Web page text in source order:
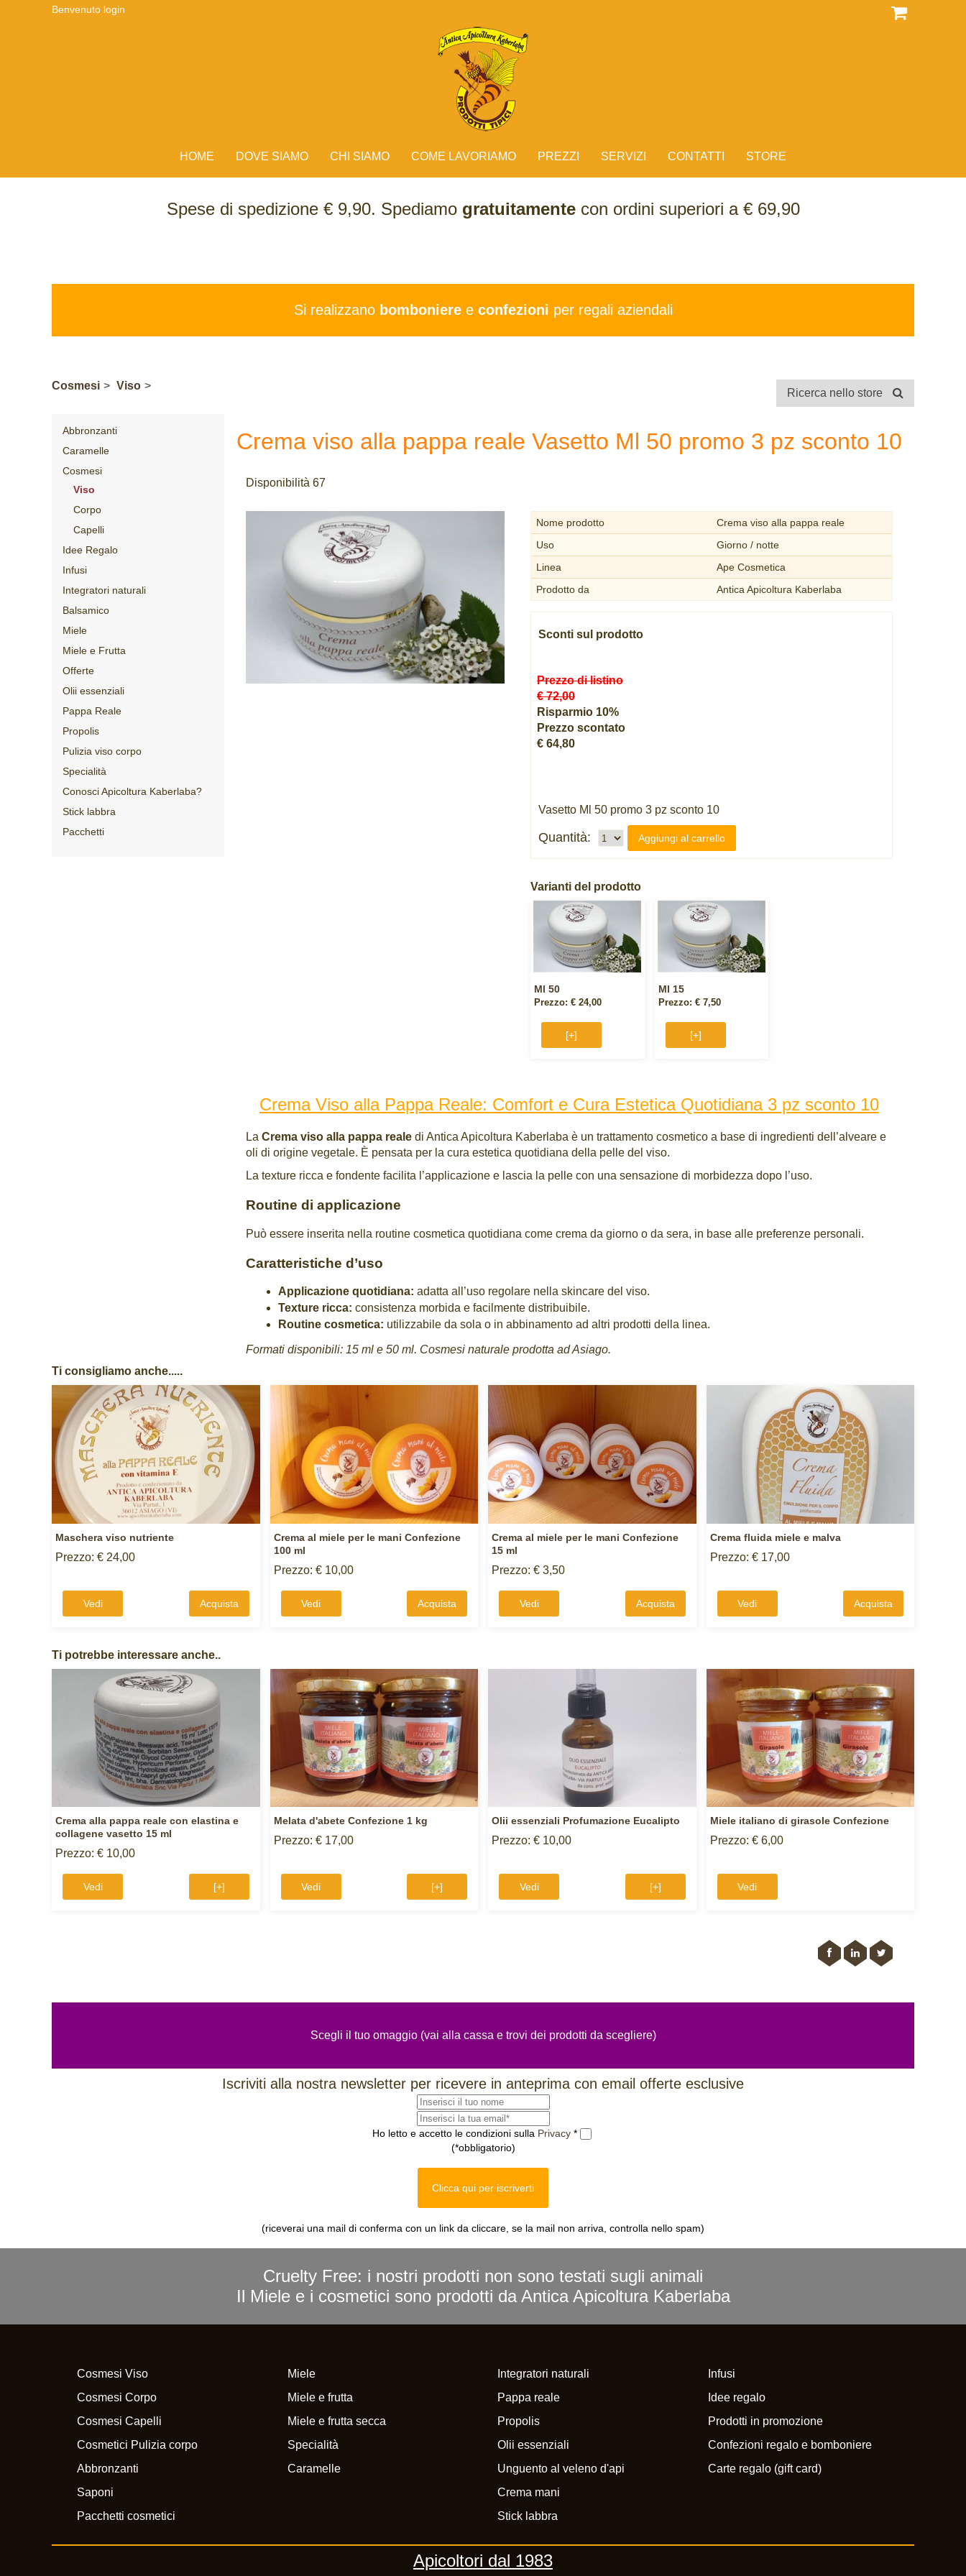
Benvenuto login
HOME DOVE SIAMO CHI SIAMO COME LAVORIAMO PREZZI SERVIZI CONTATTI STORE
Spese di spedizione € 9,90. Spediamo gratuitamentecon ordini superiori a € 69,90
Si realizzano bombonieree confezioni per regali aziendali
Ricerca nello store
Cosmesi > Viso >
Abbronzanti
Caramelle
Cosmesi
Viso
Corpo
Capelli
Idee Regalo
Infusi
Integratori naturali
Balsamico
Miele
Miele e Frutta
Offerte
Olii essenziali
Pappa Reale
Propolis
Pulizia viso corpo
Specialità
Conosci Apicoltura Kaberlaba?
Stick labbra
Pacchetti
Crema viso alla pappa reale Vasetto Ml 50 promo 3 pz sconto 10
Disponibilità 67
Nome prodotto
Crema viso alla pappa reale
Uso
Giorno / notte
Linea
Ape Cosmetica
Prodotto da
Antica Apicoltura Kaberlaba
Sconti sul prodotto
Prezzo di listino
€ 72,00
Risparmio 10%
Prezzo scontato
€ 64,80
Vasetto Ml 50 promo 3 pz sconto 10
Quantità: Aggiungi al carrello
Varianti del prodotto
Ml 50
Prezzo: € 24,00
[+]
Ml 15
Prezzo: € 7,50
[+]
Crema Viso alla Pappa Reale: Comfort e Cura Estetica Quotidiana 3 pz sconto 10
La Crema viso alla pappa reale di Antica Apicoltura Kaberlaba è un trattamento cosmetico a base di ingredienti dell’alveare e
oli di origine vegetale. È pensata per la cura estetica quotidiana della pelle del viso.
La texture ricca e fondente facilita l’applicazione e lascia la pelle con una sensazione di morbidezza dopo l’uso.
Routine di applicazione
Può essere inserita nella routine cosmetica quotidiana come crema da giorno o da sera, in base alle preferenze personali.
Caratteristiche d’uso
Applicazione quotidiana: adatta all’uso regolare nella skincare del viso.
Texture ricca: consistenza morbida e facilmente distribuibile.
Routine cosmetica: utilizzabile da sola o in abbinamento ad altri prodotti della linea.
Formati disponibili: 15 ml e 50 ml. Cosmesi naturale prodotta ad Asiago.
Ti consigliamo anche.....
Maschera viso nutriente
Prezzo: € 24,00
Vedi Acquista
Crema al miele per le mani Confezione
100 ml
Prezzo: € 10,00
Vedi Acquista
Crema al miele per le mani Confezione
15 ml
Prezzo: € 3,50
Vedi Acquista
Crema fluida miele e malva
Prezzo: € 17,00
Vedi Acquista
Ti potrebbe interessare anche..
Crema alla pappa reale con elastina e
collagene vasetto 15 ml
Prezzo: € 10,00
Vedi [+]
Melata d'abete Confezione 1 kg
Prezzo: € 17,00
Vedi [+]
Olii essenziali Profumazione Eucalipto
Prezzo: € 10,00
Vedi [+]
Miele italiano di girasole Confezione
Prezzo: € 6,00
Vedi
Scegli il tuo omaggio (vai alla cassa e trovi dei prodotti da scegliere)
Iscriviti alla nostra newsletter per ricevere in anteprima con email offerte esclusive
Ho letto e accetto le condizioni sulla Privacy *
(*obbligatorio)
Clicca qui per iscriverti
(riceverai una mail di conferma con un link da cliccare, se la mail non arriva, controlla nello spam)
Cruelty Free: i nostri prodotti non sono testati sugli animali
Il Miele e i cosmetici sono prodotti da Antica Apicoltura Kaberlaba
Cosmesi Viso
Cosmesi Corpo
Cosmesi Capelli
Cosmetici Pulizia corpo
Abbronzanti
Saponi
Pacchetti cosmetici
Miele
Miele e frutta
Miele e frutta secca
Specialità
Caramelle
Integratori naturali
Pappa reale
Propolis
Olii essenziali
Unguento al veleno d'api
Crema mani
Stick labbra
Infusi
Idee regalo
Prodotti in promozione
Confezioni regalo e bomboniere
Carte regalo (gift card)
Apicoltori dal 1983